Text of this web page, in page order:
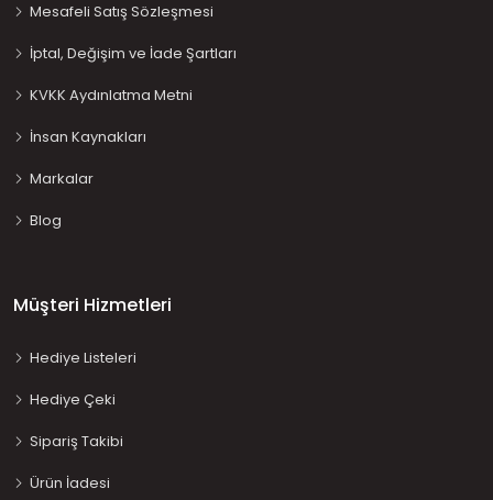
Mesafeli Satış Sözleşmesi
İptal, Değişim ve İade Şartları
KVKK Aydınlatma Metni
İnsan Kaynakları
Markalar
Blog
Müşteri Hizmetleri
Hediye Listeleri
Hediye Çeki
Sipariş Takibi
Ürün İadesi